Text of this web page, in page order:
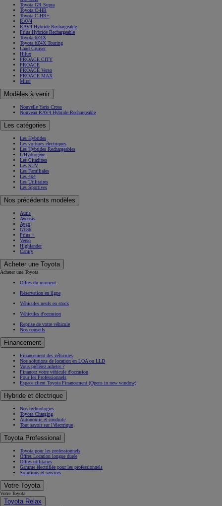
Toyota GR Supra
Toyota C-HR
Toyota C-HR+
RAV4
RAV4 Hybride Rechargeable
Prius Hybride Rechargeable
Toyota bZ4X
Toyota bZ4X Touring
Land Cruiser
Hilux
PROACE CITY
PROACE
PROACE Verso
PROACE MAX
Mirai
Modèles à venir
Nouvelle Yaris Cross
Nouveau RAV4 Hybride Rechargeable
Les catégories
Les Hybrides
Les voitures électriques
Les Hybrides Rechargeables
L'Hydrogène
Les Citadines
Les SUV
Les Familiales
Les 4x4
Les Utilitaires
Les Sportives
Nos précédents modèles
Auris
Avensis
Aygo
GT86
Prius +
Verso
Highlander
Camry
Acheter une Toyota
Acheter une Toyota
Offres du moment
Réservation en ligne
Véhicules neufs en stock
Véhicules d'occasion
Reprise de votre véhicule
Nos conseils
Financement
Financement des véhicules
Nos solutions de location en LOA ou LLD
Vous préférez acheter ?
Financez votre véhicule d'occasion
Pour les Professionnels
Espace client Toyota Financement (Opens in new window)
Hybride et électrique
Nos technologies
Toyota Charging
Autonomie et conduite
Tout savoir sur l’électrique
Toyota Professional
Toyota pour les professionnels
Offres Location longue durée
Offres utilitaires
Gamme électrifiée pour les professionnels
Solutions et services
Votre Toyota
Votre Toyota
Toyota Relax